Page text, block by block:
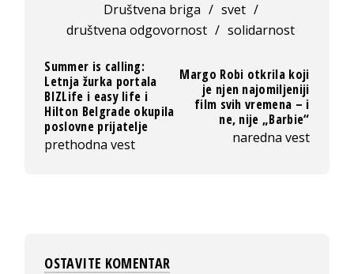
Društvena briga / svet /
društvena odgovornost / solidarnost
Summer is calling:
Letnja žurka portala
BIZLife i easy life i
Hilton Belgrade okupila
poslovne prijatelje
prethodna vest
Margo Robi otkrila koji
je njen najomiljeniji
film svih vremena – i
ne, nije „Barbie“
naredna vest
OSTAVITE KOMENTAR